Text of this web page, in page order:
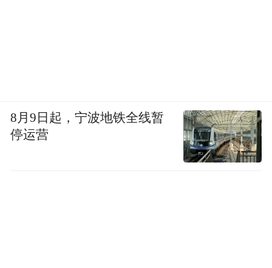
8月9日起，宁波地铁全线暂
停运营